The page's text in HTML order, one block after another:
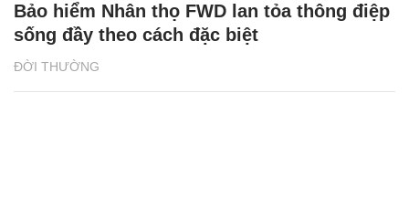
ĐỜI THƯỜNG
Bảo hiểm Nhân thọ FWD lan tỏa thông điệp
sống đầy theo cách đặc biệt